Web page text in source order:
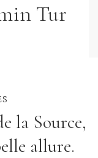
Tur
la Source,
allure.